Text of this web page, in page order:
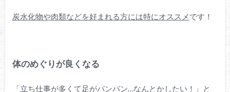
炭水化物や肉類などを好まれる方には特にオススメ です！
体のめぐりが良くなる
「立ち仕事が多くて足がパンパン…なんとかしたい！」と